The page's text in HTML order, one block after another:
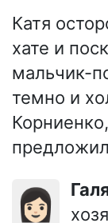
Катя
хате и
мальчик-
темно и
👩🏻